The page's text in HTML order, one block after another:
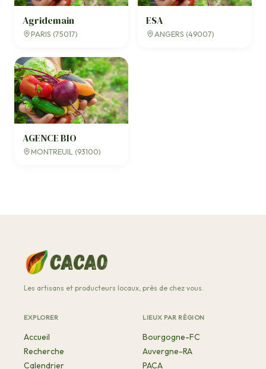
Agridemain
PARIS (75017)
ESA
ANGERS (49007)
AGENCE BIO
MONTREUIL (93100)
Les artisans et producteurs locaux, près de chez vous.
EXPLORER
Accueil
Recherche
Calendrier
LIEUX PAR RÉGION
Bourgogne-FC
Auvergne-RA
PACA